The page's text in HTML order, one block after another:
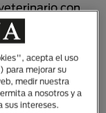
con
de las más
estreñimiento
satisface de
acepta el uso
para mejorar su
medir nuestra
a nosotros y a
sus intereses.